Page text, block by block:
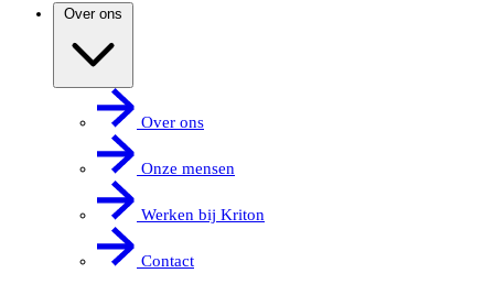
Over ons
Over ons
Onze mensen
Werken bij Kriton
Contact